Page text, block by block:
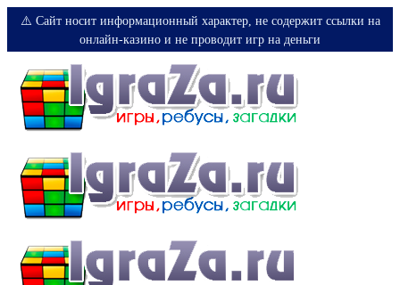
⚠️ Сайт носит информационный характер, не содержит ссылки на
онлайн-казино и не проводит игр на деньги